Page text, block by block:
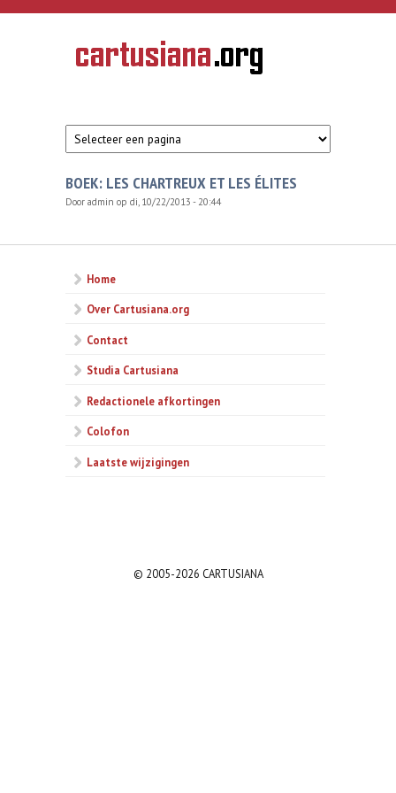
Overslaan en naar de inhoud gaan
CARTUSIANA
Geschiedenis
van de
BOEK: LES CHARTREUX ET LES ÉLITES
Door admin op di, 10/22/2013 - 20:44
Home
Over Cartusiana.org
Contact
Studia Cartusiana
Redactionele afkortingen
Colofon
Laatste wijzigingen
© 2005-2026 CARTUSIANA